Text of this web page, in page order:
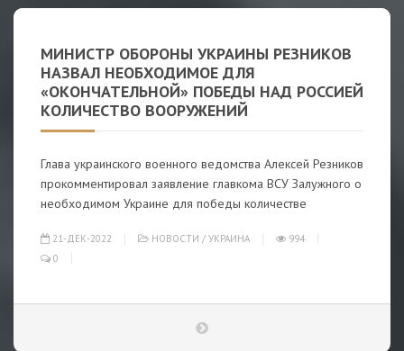
МИНИСТР ОБОРОНЫ УКРАИНЫ РЕЗНИКОВ
НАЗВАЛ НЕОБХОДИМОЕ ДЛЯ
«ОКОНЧАТЕЛЬНОЙ» ПОБЕДЫ НАД РОССИЕЙ
КОЛИЧЕСТВО ВООРУЖЕНИЙ
Глава украинского военного ведомства Алексей Резников
прокомментировал заявление главкома ВСУ Залужного о
необходимом Украине для победы количестве
21-ДЕК-2022 НОВОСТИ / УКРАИНА
994
0